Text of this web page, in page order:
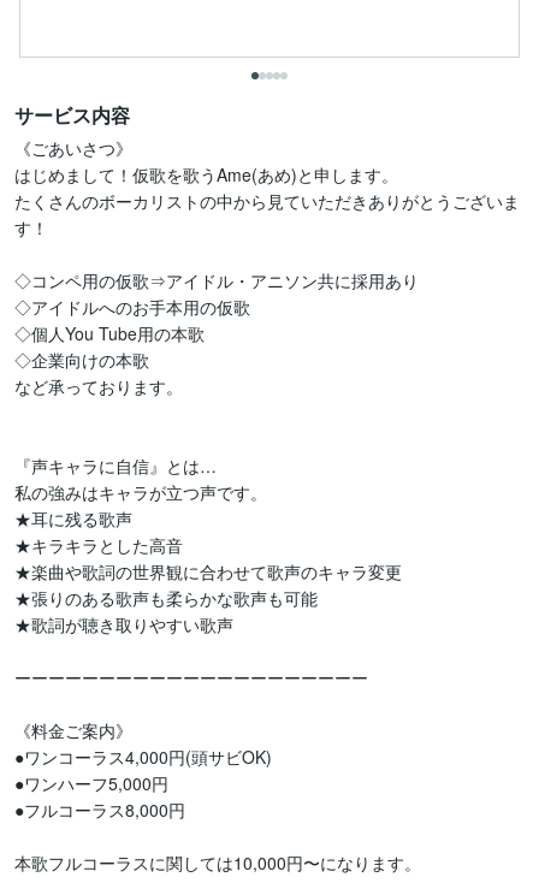
サービス内容
《ごあいさつ》
はじめまして！仮歌を歌うAme(あめ)と申します。
たくさんのボーカリストの中から見ていただきありがとうございま
す！
◇コンペ用の仮歌⇒アイドル・アニソン共に採用あり
◇アイドルへのお手本用の仮歌
◇個人You Tube用の本歌
◇企業向けの本歌
など承っております。
『声キャラに自信』とは…
私の強みはキャラが立つ声です。
★耳に残る歌声
★キラキラとした高音
★楽曲や歌詞の世界観に合わせて歌声のキャラ変更
★張りのある歌声も柔らかな歌声も可能
★歌詞が聴き取りやすい歌声
ーーーーーーーーーーーーーーーーーーーーー
《料金ご案内》
●ワンコーラス4,000円(頭サビOK)
●ワンハーフ5,000円
●フルコーラス8,000円
本歌フルコーラスに関しては10,000円〜になります。